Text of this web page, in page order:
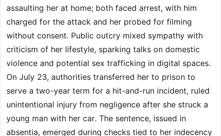
assaulting her at home; both faced arrest, with him
charged for the attack and her probed for filming
without consent. Public outcry mixed sympathy with
criticism of her lifestyle, sparking talks on domestic
violence and potential sex trafficking in digital spaces.
On July 23, authorities transferred her to prison to
serve a two-year term for a hit-and-run incident, ruled
unintentional injury from negligence after she struck a
young man with her car. The sentence, issued in
absentia, emerged during checks tied to her indecency